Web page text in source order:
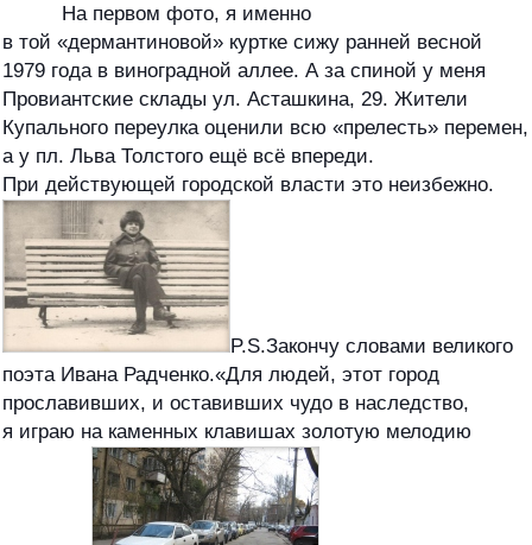
На первом фото, я именно
в той «дермантиновой» куртке сижу ранней весной
1979 года в виноградной аллее. А за спиной у меня
Провиантские склады ул. Асташкина, 29. Жители
Купального переулка оценили всю «прелесть» перемен,
а у пл. Льва Толстого ещё всё впереди.
При действующей городской власти это неизбежно.
P.S.Закончу словами великого
поэта Ивана Радченко.«Для людей, этот город
прославивших, и оставивших чудо в наследство,
я играю на каменных клавишах золотую мелодию